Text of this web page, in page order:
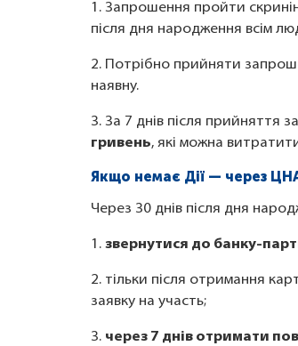
1. Запрошення пройти
після дня народження всім
2. Потрібно прийняти
наявну.
3. За 7 днів після прийняття
гривень, які можна
Якщо немає Дії — через
Через 30 днів після дня
1. звернутися до банку-
2. тільки після отримання
заявку на участь;
3. через 7 днів отримати